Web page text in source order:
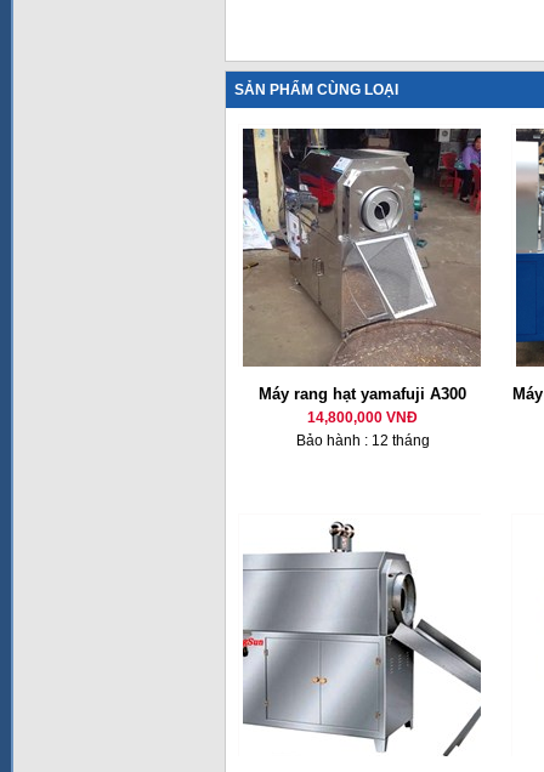
SẢN PHẨM CÙNG LOẠI
Máy rang hạt yamafuji A300
14,800,000 VNĐ
Bảo hành : 12 tháng